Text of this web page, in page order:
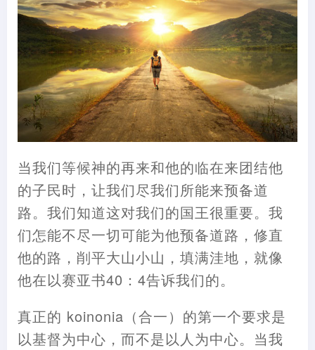
当我们等候神的再来和他的临在来团结他
的子民时，让我们尽我们所能来预备道
路。我们知道这对我们的国王很重要。我
们怎能不尽一切可能为他预备道路，修直
他的路，削平大山小山，填满洼地，就像
他在以赛亚书40：4告诉我们的。
真正的 koinonia（合一）的第一个要求是
以基督为中心，而不是以人为中心。当我